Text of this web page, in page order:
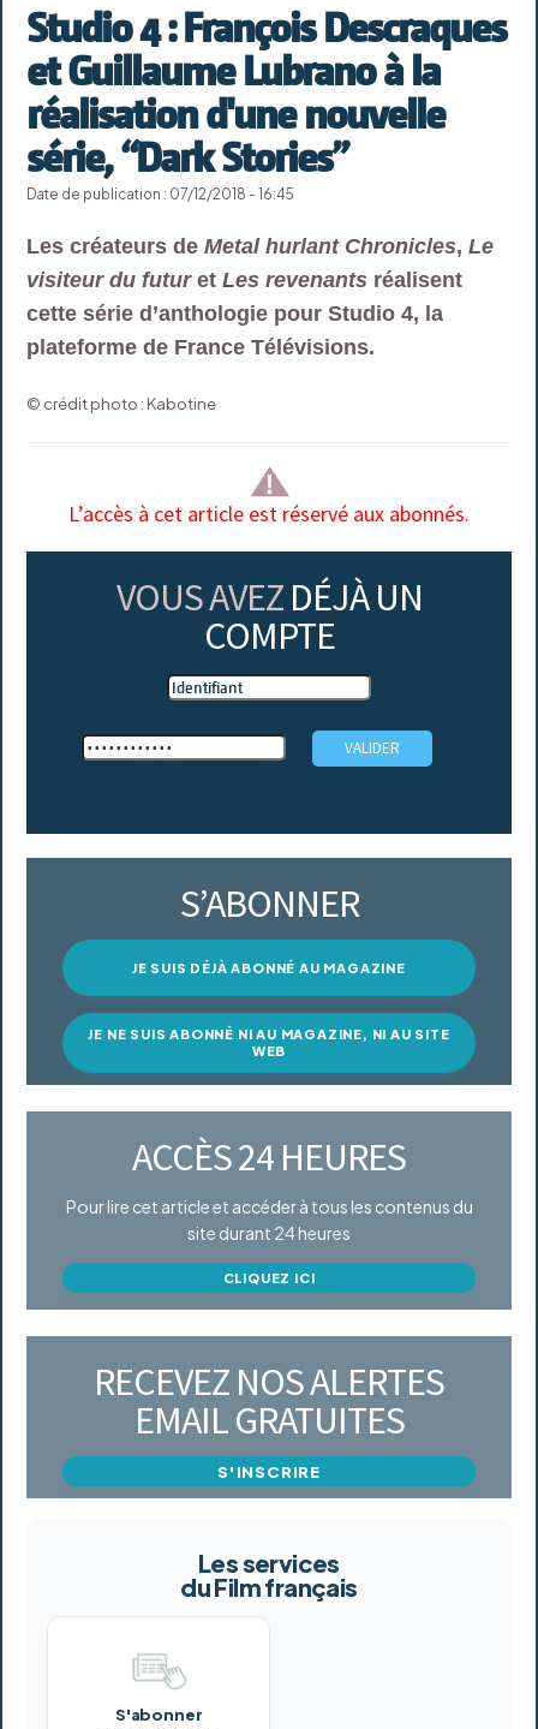
Studio 4 : François Descraques
et Guillaume Lubrano à la
réalisation d'une nouvelle
série, “Dark Stories”
Date de publication : 07/12/2018 - 16:45
Les créateurs deMetal hurlant Chronicles,Le
visiteur du futuretLes revenants réalisent
cette série d’anthologie pour Studio 4, la
plateforme de France Télévisions.
© crédit photo : Kabotine
L’accès à cet article est réservé aux abonnés.
VOUS AVEZ DÉJÀ UN
COMPTE
S’ABONNER
JE SUIS DÉJÀ ABONNÉ AU MAGAZINE
JE NE SUIS ABONNÉ NI AU MAGAZINE, NI AU SITE
WEB
ACCÈS 24 HEURES
Pour lire cet article et accéder à tous les contenus du
site durant 24 heures
CLIQUEZ ICI
RECEVEZ NOS ALERTES
EMAIL GRATUITES
S'INSCRIRE
Les services
du Film français
S'abonner